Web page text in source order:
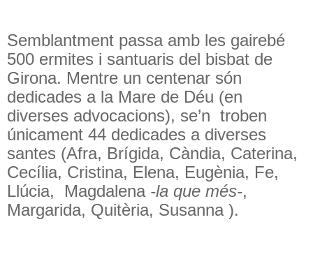
Semblantment passa amb les gairebé
500 ermites i santuaris del bisbat de
Girona. Mentre un centenar són
dedicades a la Mare de Déu (en
diverses advocacions), se’n troben
únicament 44 dedicades a diverses
santes (Afra, Brígida, Càndia, Caterina,
Cecília, Cristina, Elena, Eugènia, Fe,
Llúcia,
Magdalena -la que més-,
Margarida, Quitèria, Susanna ).